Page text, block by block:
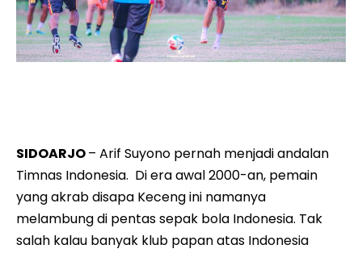
SIDOARJO– Arif Suyono pernah menjadi andalan
Timnas Indonesia. Di era awal 2000-an, pemain
yang akrab disapa Keceng ini namanya
melambung di pentas sepak bola Indonesia. Tak
salah kalau banyak klub papan atas Indonesia